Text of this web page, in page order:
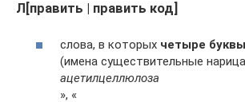
Л[править | править код]
слова, в которых четыре
(имена существительные
ацетилцеллюлоза
», «